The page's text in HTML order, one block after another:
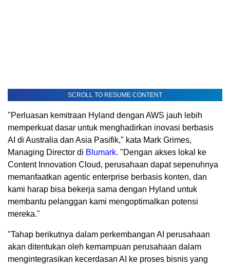
SCROLL TO RESUME CONTENT
"Perluasan kemitraan Hyland dengan AWS jauh lebih
memperkuat dasar untuk menghadirkan inovasi berbasis
AI di Australia dan Asia Pasifik," kata Mark Grimes,
Managing Director di Blumark. "Dengan akses lokal ke
Content Innovation Cloud, perusahaan dapat sepenuhnya
memanfaatkan agentic enterprise berbasis konten, dan
kami harap bisa bekerja sama dengan Hyland untuk
membantu pelanggan kami mengoptimalkan potensi
mereka."
"Tahap berikutnya dalam perkembangan AI perusahaan
akan ditentukan oleh kemampuan perusahaan dalam
mengintegrasikan kecerdasan AI ke proses bisnis yang